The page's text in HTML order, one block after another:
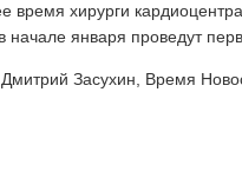
время хирурги
начале января проведут
Засухин, Время